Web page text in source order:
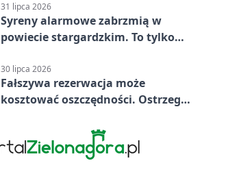
31 lipca 2026
Syreny alarmowe zabrzmią w
powiecie stargardzkim. To tylko
30 lipca 2026
Fałszywa rezerwacja może
kosztować oszczędności. Ostrzega